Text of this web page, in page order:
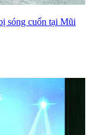
sóng cuốn tại Mũi